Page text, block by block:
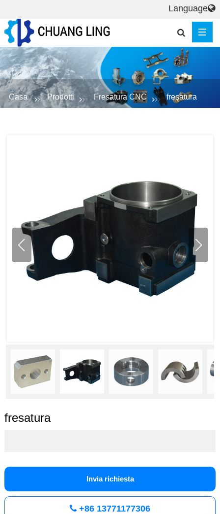
Casa Prodotti Fresatura CNC fresatura
fresatura
Invia richiesta
+86 13771177306
Language